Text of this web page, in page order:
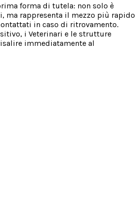
forma di tutela: non solo è
ma rappresenta il mezzo più rapido
in caso di ritrovamento.
i Veterinari e le strutture
immediatamente al